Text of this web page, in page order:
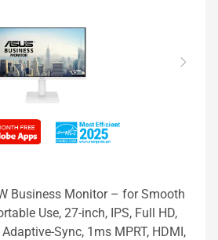
Business Monitor – for Smooth
Use, 27-inch, IPS, Full HD,
Sync, 1ms MPRT, HDMI,